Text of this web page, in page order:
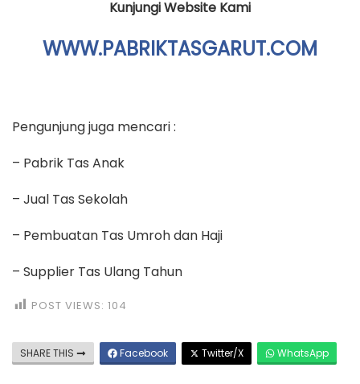
Kunjungi Website Kami
WWW.PABRIKTASGARUT.COM
Pengunjung juga mencari :
– Pabrik Tas Anak
– Jual Tas Sekolah
– Pembuatan Tas Umroh dan Haji
– Supplier Tas Ulang Tahun
POST VIEWS: 104
SHARE THIS Facebook Twitter/X WhatsApp